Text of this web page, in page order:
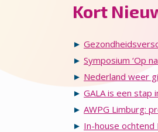
Kort
►
► Symposium ‘Op
► Nederland weer
► GALA is een stap
► AWPG Limburg:
► In-house ochtend